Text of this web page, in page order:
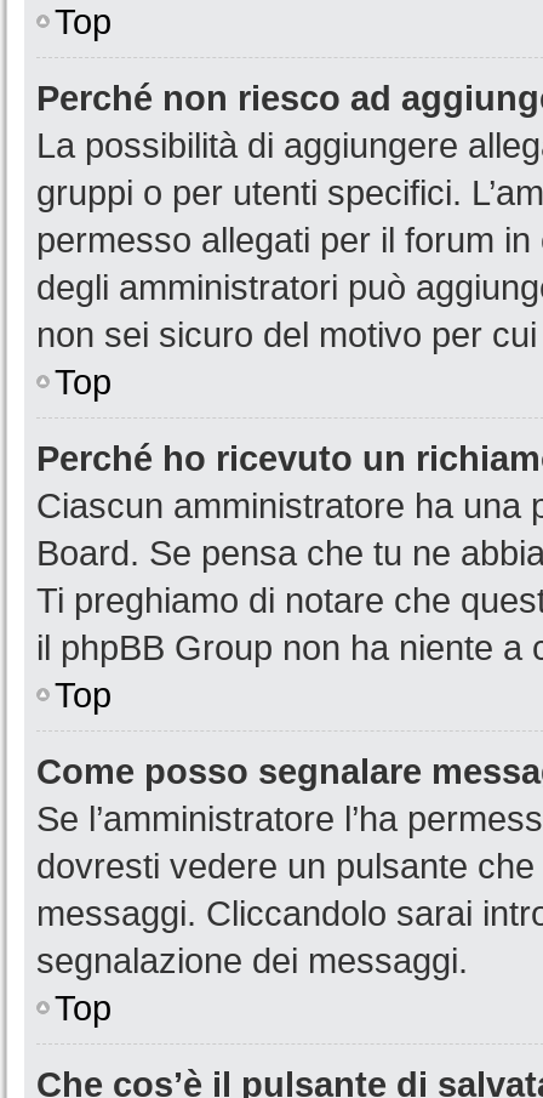
Top
Perché non riesco ad
La possibilità di aggiungere
gruppi o per utenti specifici.
permesso allegati per il forum
degli amministratori può
non sei sicuro del motivo per
Top
Perché ho ricevuto un
Ciascun amministratore ha una
Board. Se pensa che tu ne
Ti preghiamo di notare che
il phpBB Group non ha niente a
Top
Come posso segnalare
Se l’amministratore l’ha
dovresti vedere un pulsante
messaggi. Cliccandolo sarai
segnalazione dei messaggi.
Top
Che cos’è il pulsante di